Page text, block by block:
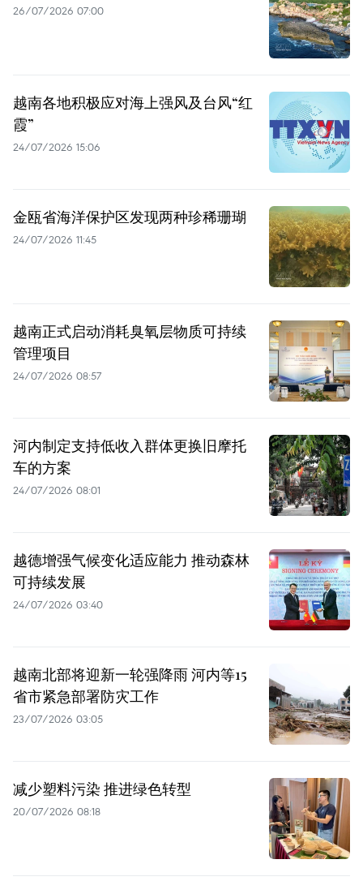
26/07/2026 07:00
越南各地积极应对海上强风及台风“红
霞”
24/07/2026 15:06
金瓯省海洋保护区发现两种珍稀珊瑚
24/07/2026 11:45
越南正式启动消耗臭氧层物质可持续
管理项目
24/07/2026 08:57
河内制定支持低收入群体更换旧摩托
车的方案
24/07/2026 08:01
越德增强气候变化适应能力 推动森林
可持续发展
24/07/2026 03:40
越南北部将迎新一轮强降雨 河内等15
省市紧急部署防灾工作
23/07/2026 03:05
减少塑料污染 推进绿色转型
20/07/2026 08:18